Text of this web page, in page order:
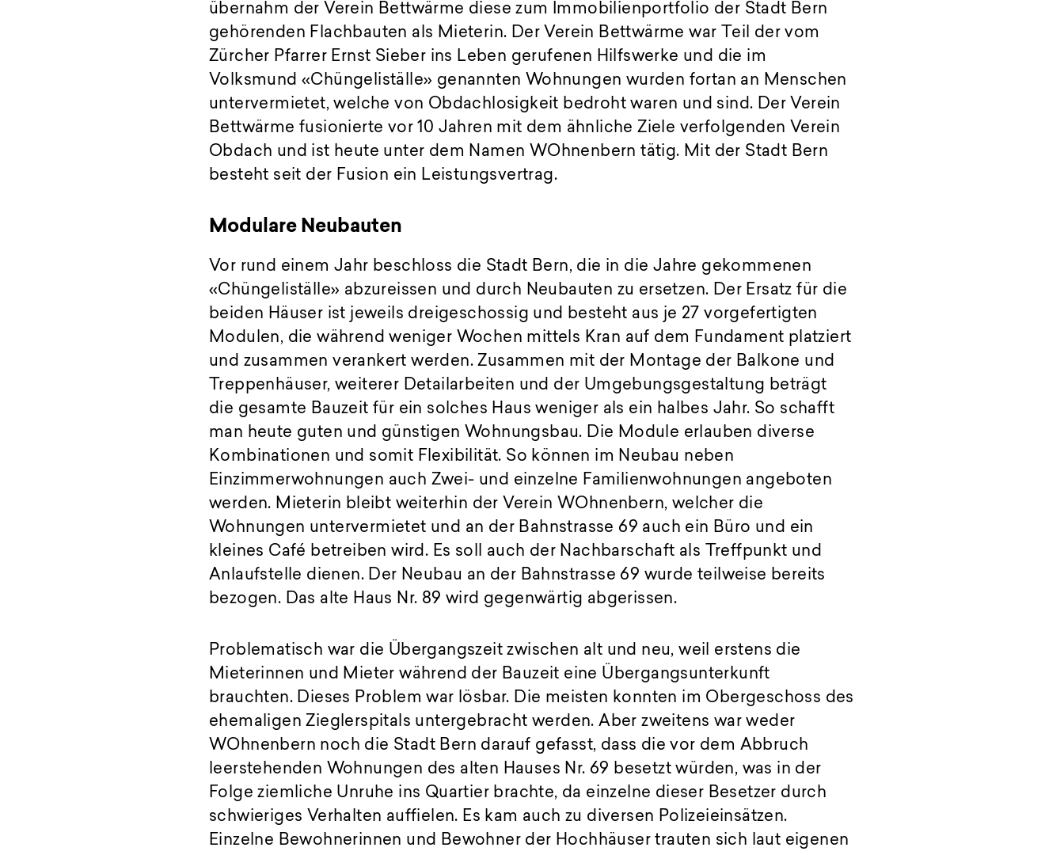
übernahm der Verein Bettwärme diese zum Immobilienportfolio der Stadt Bern
gehörenden Flachbauten als Mieterin. Der Verein Bettwärme war Teil der vom
Zürcher Pfarrer Ernst Sieber ins Leben gerufenen Hilfswerke und die im
Volksmund «Chüngeliställe» genannten Wohnungen wurden fortan an Menschen
untervermietet, welche von Obdachlosigkeit bedroht waren und sind. Der Verein
Bettwärme fusionierte vor 10 Jahren mit dem ähnliche Ziele verfolgenden Verein
Obdach und ist heute unter dem Namen WOhnenbern tätig. Mit der Stadt Bern
besteht seit der Fusion ein Leistungsvertrag.
Modulare Neubauten
Vor rund einem Jahr beschloss die Stadt Bern, die in die Jahre gekommenen
«Chüngeliställe» abzureissen und durch Neubauten zu ersetzen. Der Ersatz für die
beiden Häuser ist jeweils dreigeschossig und besteht aus je 27 vorgefertigten
Modulen, die während weniger Wochen mittels Kran auf dem Fundament platziert
und zusammen verankert werden. Zusammen mit der Montage der Balkone und
Treppenhäuser, weiterer Detailarbeiten und der Umgebungsgestaltung beträgt
die gesamte Bauzeit für ein solches Haus weniger als ein halbes Jahr. So schafft
man heute guten und günstigen Wohnungsbau. Die Module erlauben diverse
Kombinationen und somit Flexibilität. So können im Neubau neben
Einzimmerwohnungen auch Zwei- und einzelne Familienwohnungen angeboten
werden. Mieterin bleibt weiterhin der Verein WOhnenbern, welcher die
Wohnungen untervermietet und an der Bahnstrasse 69 auch ein Büro und ein
kleines Café betreiben wird. Es soll auch der Nachbarschaft als Treffpunkt und
Anlaufstelle dienen. Der Neubau an der Bahnstrasse 69 wurde teilweise bereits
bezogen. Das alte Haus Nr. 89 wird gegenwärtig abgerissen.
Problematisch war die Übergangszeit zwischen alt und neu, weil erstens die
Mieterinnen und Mieter während der Bauzeit eine Übergangsunterkunft
brauchten. Dieses Problem war lösbar. Die meisten konnten im Obergeschoss des
ehemaligen Zieglerspitals untergebracht werden. Aber zweitens war weder
WOhnenbern noch die Stadt Bern darauf gefasst, dass die vor dem Abbruch
leerstehenden Wohnungen des alten Hauses Nr. 69 besetzt würden, was in der
Folge ziemliche Unruhe ins Quartier brachte, da einzelne dieser Besetzer durch
schwieriges Verhalten auffielen. Es kam auch zu diversen Polizeieinsätzen.
Einzelne Bewohnerinnen und Bewohner der Hochhäuser trauten sich laut eigenen